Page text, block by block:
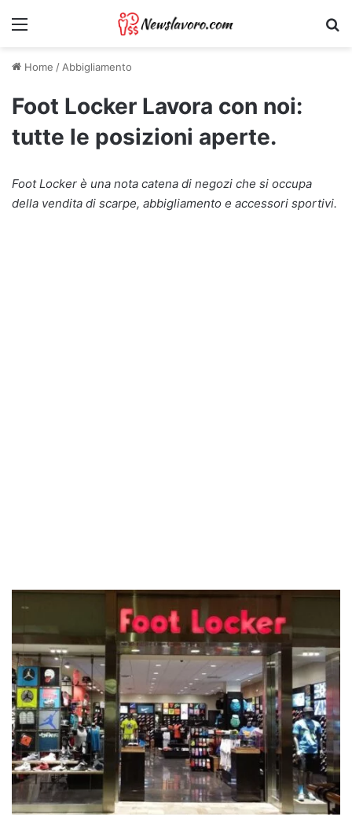
Menu
Home /Abbigliamento
Foot Locker Lavora con noi:
tutte le posizioni aperte.
Foot Locker è una nota catena di negozi che si occupa
della vendita di scarpe, abbigliamento e accessori sportivi.